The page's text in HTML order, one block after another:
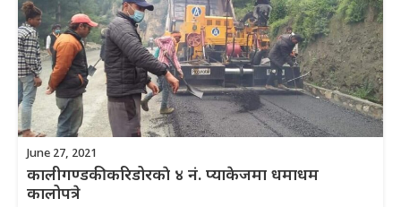
June 27, 2021
कालीगण्डकी करिडोरकाे ४ नं. प्याकेजमा धमाधम
कालोपत्रे